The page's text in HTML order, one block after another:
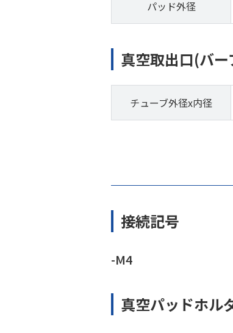
パッド外径
真空取出口(バー
チューブ外径x内径
接続記号
-M4
真空パッドホル